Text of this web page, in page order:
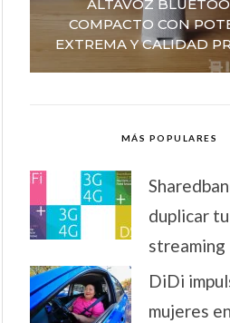
ALTAVOZ
COMPACTO CON
EXTREMA Y CALIDAD
MÁS POPULARES
duplicar tu
streaming
DiDi
mujeres